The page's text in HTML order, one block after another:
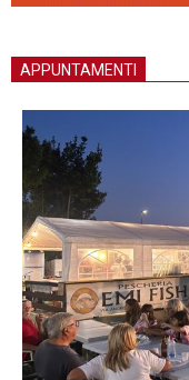
APPUNTAMENTI